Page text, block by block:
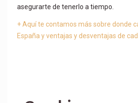
asegurarte de tenerlo a tiempo.
+ Aquí te contamos más sobre donde
España y ventajas y desventajas de